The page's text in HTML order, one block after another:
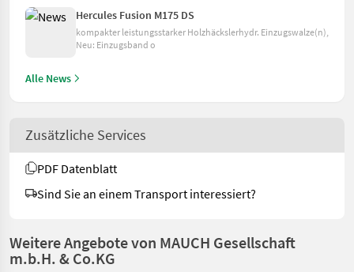
Hercules Fusion M175 DS
kompakter leistungsstarker Holzhäckslerhydr. Einzugswalze(n),
Neu: Einzugsband o
Alle News
Zusätzliche Services
PDF Datenblatt
Sind Sie an einem Transport interessiert?
Weitere Angebote von MAUCH Gesellschaft
m.b.H. & Co.KG